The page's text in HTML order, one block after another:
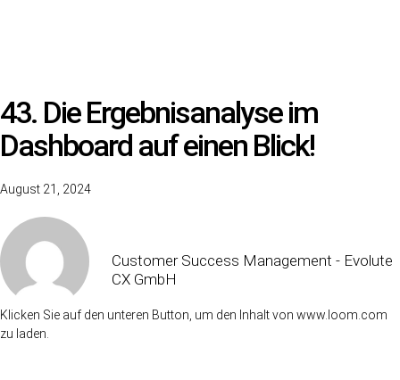
43. Die Ergebnisanalyse im
Dashboard auf einen Blick!
August 21, 2024
Customer Success Management - Evolute
CX GmbH
Klicken Sie auf den unteren Button, um den Inhalt von www.loom.com
zu laden.